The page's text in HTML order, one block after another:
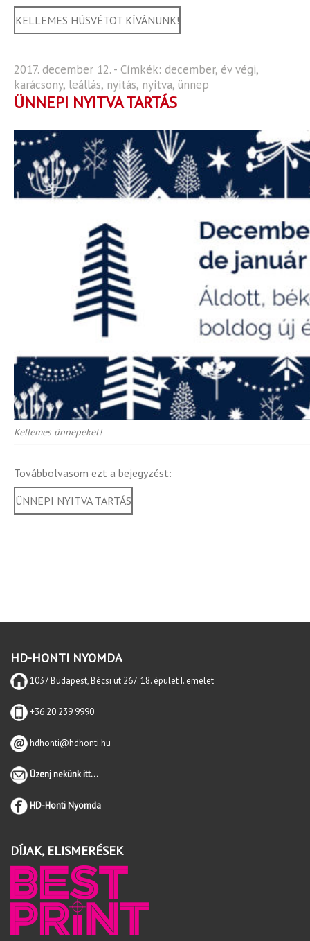
KELLEMES HÚSVÉTOT KÍVÁNUNK!
2017. december 12. - Címkék: december, év végi,
karácsony, leállás, nyitás, nyitva, ünnep
ÜNNEPI NYITVA TARTÁS
Kellemes ünnepeket!
Továbbolvasom ezt a bejegyzést:
ÜNNEPI NYITVA TARTÁS
HD-HONTI NYOMDA
1037 Budapest, Bécsi út 267. 18. épület I. emelet
+36 20 239 9990
hdhonti@hdhonti.hu
Üzenj nekünk itt...
HD-Honti Nyomda
DÍJAK, ELISMERÉSEK